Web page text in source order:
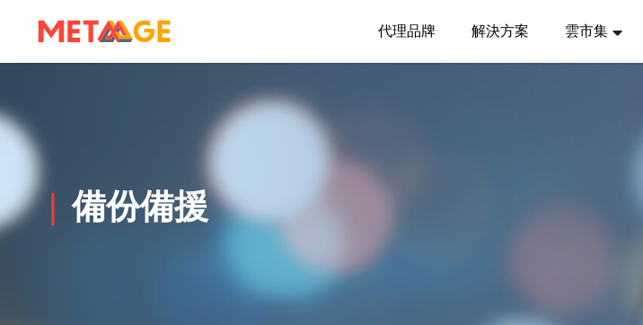
代理品牌 解決方案 雲市集
備份備援